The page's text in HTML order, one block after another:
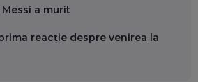
PĂMÂNT
a murit
reacție despre venirea la